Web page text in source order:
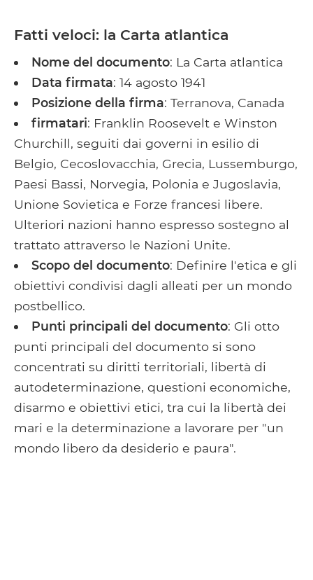
Fatti veloci: la Carta atlantica
Nome del documento: La Carta atlantica
Data firmata: 14 agosto 1941
Posizione della firma: Terranova, Canada
firmatari: Franklin Roosevelt e Winston
Churchill, seguiti dai governi in esilio di
Belgio, Cecoslovacchia, Grecia, Lussemburgo,
Paesi Bassi, Norvegia, Polonia e Jugoslavia,
Unione Sovietica e Forze francesi libere.
Ulteriori nazioni hanno espresso sostegno al
trattato attraverso le Nazioni Unite.
Scopo del documento: Definire l'etica e gli
obiettivi condivisi dagli alleati per un mondo
postbellico.
Punti principali del documento: Gli otto
punti principali del documento si sono
concentrati su diritti territoriali, libertà di
autodeterminazione, questioni economiche,
disarmo e obiettivi etici, tra cui la libertà dei
mari e la determinazione a lavorare per "un
mondo libero da desiderio e paura".